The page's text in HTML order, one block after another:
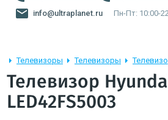
info@ultraplanet.ru
Пн-Пт: 10:00-
Телевизоры Телевизоры
Телевизор
LED42FS5003